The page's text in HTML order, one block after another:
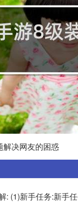
解决网友的困惑
: (1)新手任务:新手